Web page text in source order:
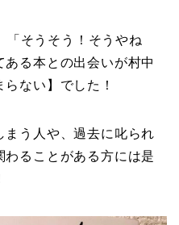
「そうそう！そうやね
る本との出会いが村中
ない】でした！
う人や、過去に叱られ
ることがある方には是